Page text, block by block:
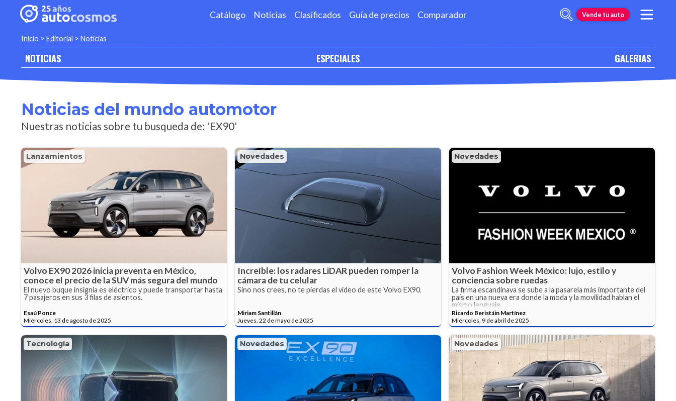
Catálogo Noticias Clasificados Guía de precios Comparador Vende tu auto
Inicio > Editorial > Noticias
NOTICIAS ESPECIALES GALERIAS
Noticias del mundo automotor
Nuestras noticias sobre tu busqueda de: 'EX90'
Lanzamientos
Volvo EX90 2026 inicia preventa en México,
conoce el precio de la SUV más segura del mundo
El nuevo buque insignia es eléctrico y puede transportar hasta
7 pasajeros en sus 3 filas de asientos.
Esaú Ponce
Miércoles, 13 de agosto de 2025
Novedades
Increíble: los radares LiDAR pueden romper la
cámara de tu celular
Sino nos crees, no te pierdas el video de este Volvo EX90.
Miriam Santillán
Jueves, 22 de mayo de 2025
Novedades
Volvo Fashion Week México: lujo, estilo y
conciencia sobre ruedas
La firma escandinava se sube a la pasarela más importante del
país en una nueva era donde la moda y la movilidad hablan el
mismo lenguaje.
Ricardo Beristáin Martínez
Miércoles, 9 de abril de 2025
Tecnología Novedades Novedades